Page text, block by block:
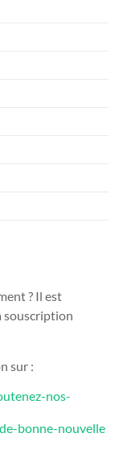
? Il est
souscription
sur :
nos-
bonne-nouvelle